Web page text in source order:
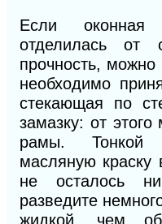
Если
отделилась от
прочность,
необходимо
стекающая по
замазку: от
рамы. Тонкой
масляную краску
не осталось
разведите
жидкой, чем